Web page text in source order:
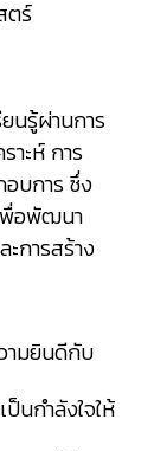
ตร์
นรู้ผ่านการ
าะห์ การ
อบการ ซึ่ง
พื่อพัฒนา
การสร้าง
ามยินดีกับ
นกำลังใจให้